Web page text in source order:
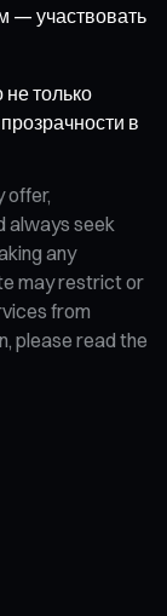
— участвовать
только
в
offer,
always seek
any
may restrict or
from
please read the